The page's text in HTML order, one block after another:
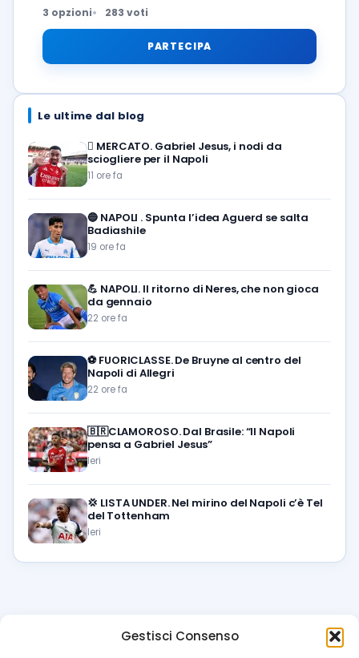
Gestisci Consenso
3 opzioni 283 voti
PARTECIPA
Le ultime dal blog
🪎 MERCATO. Gabriel Jesus, i nodi da
sciogliere per il Napoli
11 ore fa
🔵 NAPOLI . Spunta l’idea Aguerd se salta
Badiashile
19 ore fa
💪 NAPOLI. Il ritorno di Neres, che non gioca
da gennaio
22 ore fa
⚽️ FUORICLASSE. De Bruyne al centro del
Napoli di Allegri
22 ore fa
🇧🇷CLAMOROSO. Dal Brasile: “Il Napoli
pensa a Gabriel Jesus”
Ieri
💢 LISTA UNDER. Nel mirino del Napoli c’è Tel
del Tottenham
Ieri